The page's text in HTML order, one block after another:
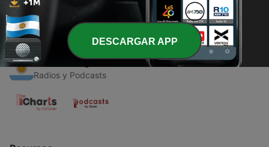
Radios Argentinas
Radios y Podcasts
DESCARGAR APP